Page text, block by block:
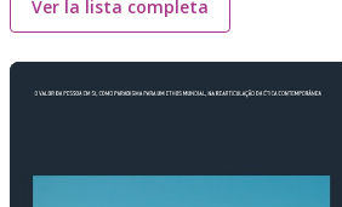
Ver la lista completa